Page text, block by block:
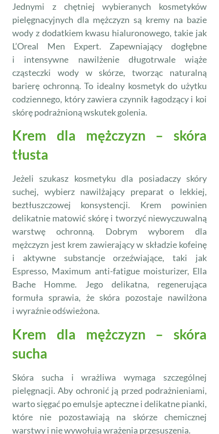
Jednymi z chętniej wybieranych kosmetyków
pielęgnacyjnych dla mężczyzn są kremy na bazie
wody z dodatkiem kwasu hialuronowego, takie jak
L’Oreal Men Expert. Zapewniający dogłębne
i intensywne nawilżenie długotrwale wiąże
cząsteczki wody w skórze, tworząc naturalną
barierę ochronną. To idealny kosmetyk do użytku
codziennego, który zawiera czynnik łagodzący i koi
skórę podrażnioną wskutek golenia.
Krem dla mężczyzn – skóra
tłusta
Jeżeli szukasz kosmetyku dla posiadaczy skóry
suchej, wybierz nawilżający preparat o lekkiej,
beztłuszczowej konsystencji. Krem powinien
delikatnie matowić skórę i tworzyć niewyczuwalną
warstwę ochronną. Dobrym wyborem dla
mężczyzn jest krem zawierający w składzie kofeinę
i aktywne substancje orzeźwiające, taki jak
Espresso, Maximum anti-fatigue moisturizer, Ella
Bache Homme. Jego delikatna, regenerująca
formuła sprawia, że skóra pozostaje nawilżona
i wyraźnie odświeżona.
Krem dla mężczyzn – skóra
sucha
Skóra sucha i wrażliwa wymaga szczególnej
pielęgnacji. Aby ochronić ją przed podrażnieniami,
warto sięgać po emulsje apteczne i delikatne pianki,
które nie pozostawiają na skórze chemicznej
warstwy i nie wywołują wrażenia przesuszenia.